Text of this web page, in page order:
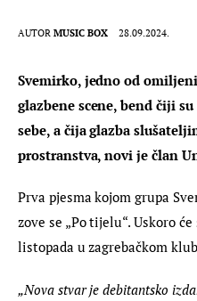
AUTOR MUSIC BOX 28.09.2024.
Svemirko, jedno od
glazbene scene, bend čiji
sebe, a čija glazba
prostranstva, novi je član
Prva pjesma kojom grupa
zove se „Po tijelu“. Uskoro
listopada u zagrebačkom
„Nova stvar je debitantsko